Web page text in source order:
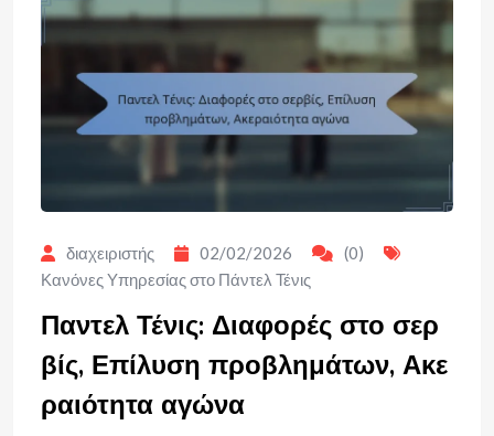
διαχειριστής 02/02/2026
(0)
Κανόνες Υπηρεσίας στο Πάντελ Τένις
Παντελ Τένις: Διαφορές στο σερ
βίς, Επίλυση προβλημάτων, Ακε
ραιότητα αγώνα